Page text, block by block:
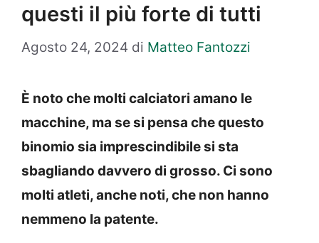
questi il più forte di tutti
Agosto 24, 2024 di Matteo Fantozzi
È noto che molti calciatori amano le
macchine, ma se si pensa che questo
binomio sia imprescindibile si sta
sbagliando davvero di grosso. Ci sono
molti atleti, anche noti, che non hanno
nemmeno la patente.